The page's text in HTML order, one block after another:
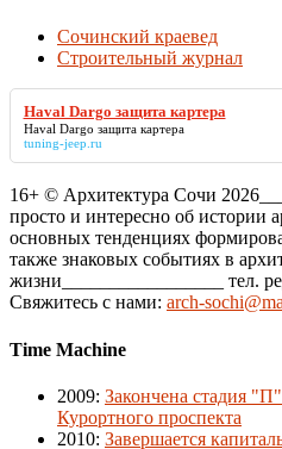
Сочинский краевед
Строительный журнал
Haval Dargo защита картера
Haval Dargo защита картера
tuning-jeep.ru
16+ © Архитектура Сочи
просто и интересно об истории
основных тенденциях
также знаковых событиях в
жизни_________________ тел.
Свяжитесь с нами: arch-
Time Machine
2009: Закончена стадия
Курортного проспекта
2010: Завершается